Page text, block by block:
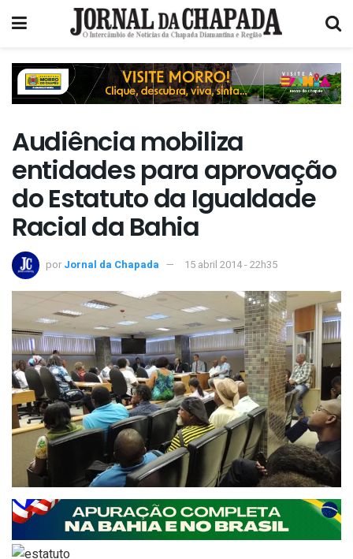
Audiência mobiliza
entidades para aprovação
do Estatuto da Igualdade
Racial da Bahia
por Jornal da Chapada 15 abril 2014 - 22h35